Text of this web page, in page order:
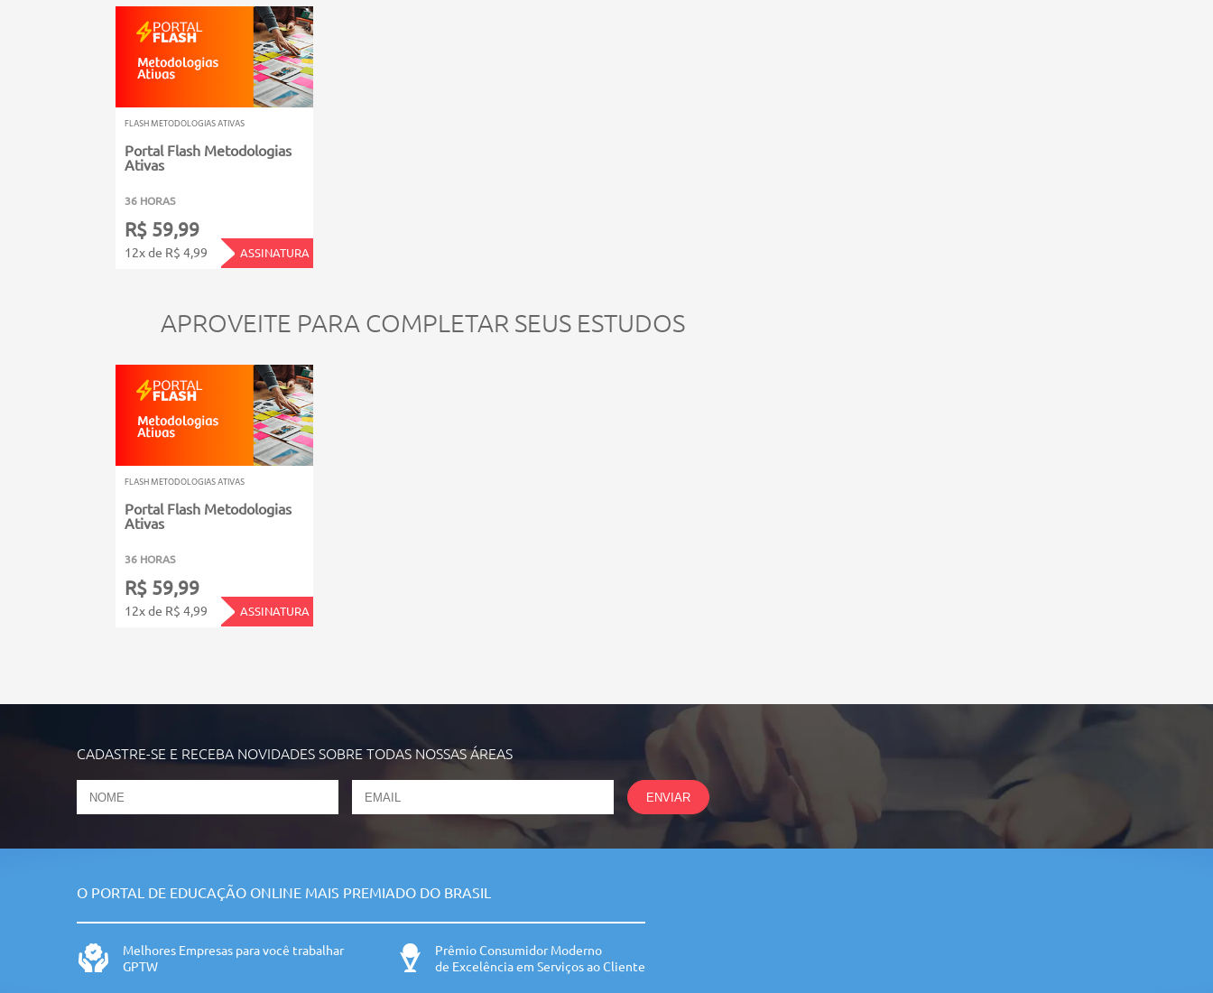
FLASH METODOLOGIAS ATIVAS
Portal Flash Metodologias
Ativas
36 HORAS
R$ 59,99
12x de R$ 4,99 ASSINATURA
APROVEITE PARA COMPLETAR SEUS ESTUDOS
FLASH METODOLOGIAS ATIVAS
Portal Flash Metodologias
Ativas
36 HORAS
R$ 59,99
12x de R$ 4,99 ASSINATURA
CADASTRE-SE E RECEBA NOVIDADES SOBRE TODAS NOSSASÁREAS
ENVIAR
O PORTAL DE EDUCAÇÃO ONLINE MAIS PREMIADO DO BRASIL
Melhores Empresas para você trabalhar
GPTW
Prêmio Consumidor Moderno
de Excelência em Serviços ao Cliente